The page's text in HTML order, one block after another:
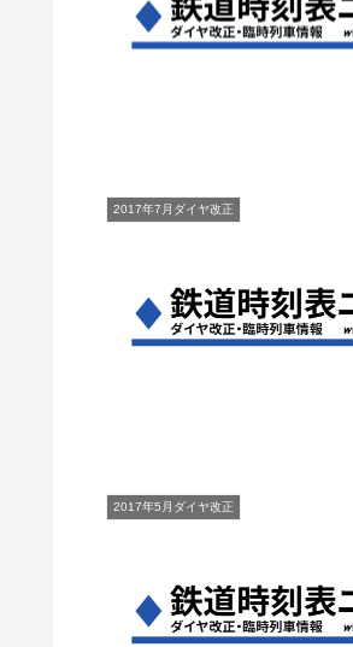
2017年7月ダイヤ改正
2017年5月ダイヤ改正